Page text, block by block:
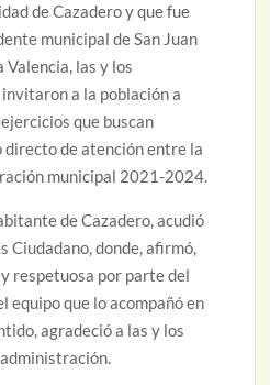
de Cazadero y que fue
municipal de San Juan
Valencia, las y los
a la población a
que buscan
directo de atención entre la
municipal 2021-2024.
de Cazadero, acudió
Ciudadano, donde, afirmó,
respetuosa por parte del
equipo que lo acompañó en
agradeció a las y los